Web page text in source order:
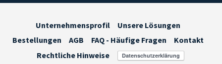
Unternehmensprofil
Unsere Lösungen
Bestellungen
AGB FAQ - Häufige Fragen
Kontakt
Rechtliche Hinweise